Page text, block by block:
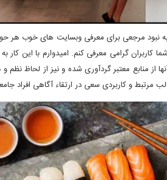
از منابع معتبر گردآوری شده و نیز از لحاظ نظم
مرتبط و کاربردی سعی در ارتقاء آگاهی افراد